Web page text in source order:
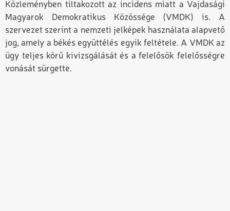
Közleményben tiltakozott az incidens miatt a Vajdasági
Magyarok Demokratikus Közössége (VMDK) is. A
szervezet szerint a nemzeti jelképek használata alapvető
jog, amely a békés együttélés egyik feltétele. A VMDK az
ügy teljes körű kivizsgálását és a felelősök felelősségre
vonását sürgette.